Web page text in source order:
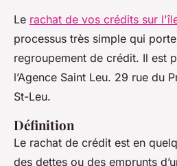
Le rachat de vos crédits sur
processus très simple qui
regroupement de crédit. Il est
l’Agence Saint Leu. 29 rue du
St-Leu.
Définition
Le rachat de crédit est en
des dettes ou des emprunts